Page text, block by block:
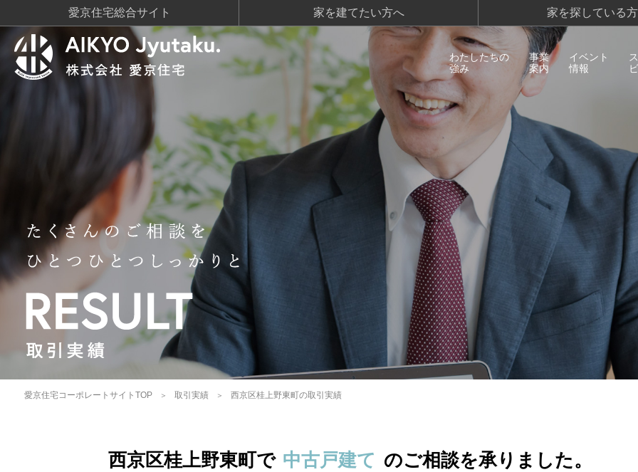
愛京住宅総合サイト 家を建てたい方へ 家を探している
わたしたちの
強み
事業
案内
イベント
情報
愛京住宅コーポレートサイトTOP 取引実績 西京区桂上野東町の取引実績
西京区桂上野東町で 中古戸建て のご相談を承りました。